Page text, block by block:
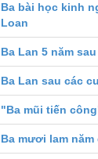
Ba bài học kinh
Loan
Ba Lan 5 năm
Ba Lan sau các
"Ba mũi tiến
Ba mươi lam năm